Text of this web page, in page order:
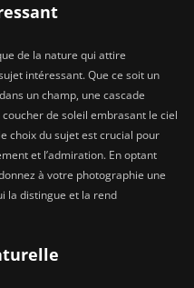
de la nature qui attire
intéressant. Que ce soit un
un champ, une cascade
de soleil embrasant le ciel
choix du sujet est crucial pour
et l’admiration. En optant
à votre photographie une
la distingue et la rend